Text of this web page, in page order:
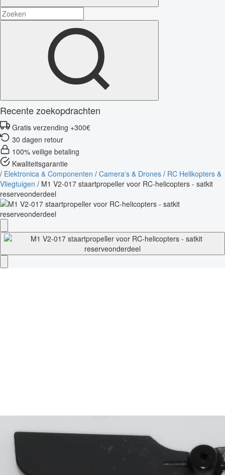
Recente zoekopdrachten
Gratis verzending +300€
30 dagen retour
100% veilige betaling
Kwaliteitsgarantie
/ Elektronica & Componenten / Camera's & Drones / RC Helikopters &
Vliegtuigen / M1 V2-017 staartpropeller voor RC-helicopters - satkit
reserveonderdeel